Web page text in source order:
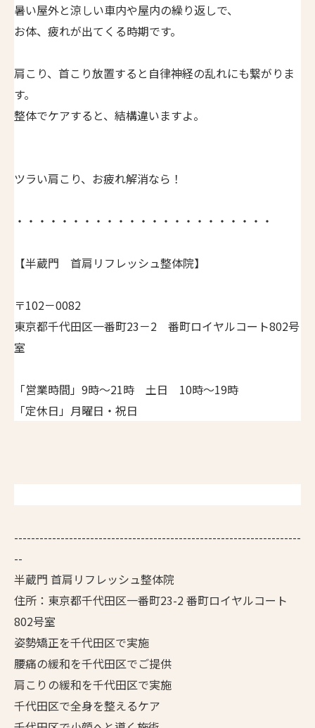
暑い屋外と涼しい車内や屋内の繰り返しで、
お体、疲れが出てくる時期です。
肩こり、首こり放置すると自律神経の乱れにも繋がりま
す。
整体でケアすると、結構違いますよ。
ツラい肩こり、お疲れ解消なら！
・・・・・・・・・・・・・・・・・・・・・・・
【半蔵門 首肩リフレッシュ整体院】
〒102－0082
東京都千代田区一番町23－2 番町ロイヤルコート802号
室
「営業時間」9時～21時 土日 10時～19時
「定休日」月曜日・祝日
--------------------------------------------------------------------
--
半蔵門 首肩リフレッシュ整体院
住所：東京都千代田区一番町23-2 番町ロイヤルコート
802号室
姿勢矯正を千代田区で実施
腰痛の緩和を千代田区でご提供
肩こりの緩和を千代田区で実施
千代田区で全身を整えるケア